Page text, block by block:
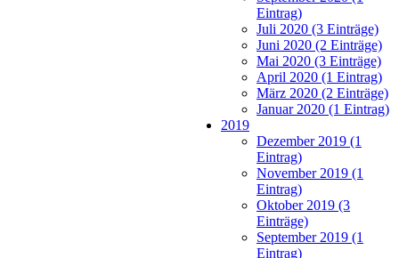
Eintrag)
Juli 2020 (3 Einträge)
Juni 2020 (2 Einträge)
Mai 2020 (3 Einträge)
April 2020 (1 Eintrag)
März 2020 (2 Einträge)
Januar 2020 (1 Eintrag)
2019
Dezember 2019 (1
Eintrag)
November 2019 (1
Eintrag)
Oktober 2019 (3
Einträge)
September 2019 (1
Eintrag)